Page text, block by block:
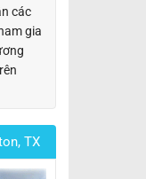
các
gia
TX